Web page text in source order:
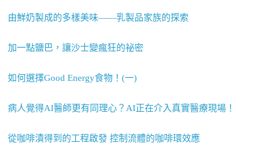
由鮮奶製成的多樣美味——乳製品家族的探索
加一點鹽巴，讓沙士變瘋狂的祕密
如何選擇Good Energy食物！(一)
病人覺得AI醫師更有同理心？AI正在介入真實醫療現場！
從咖啡漬得到的工程啟發 控制流體的咖啡環效應